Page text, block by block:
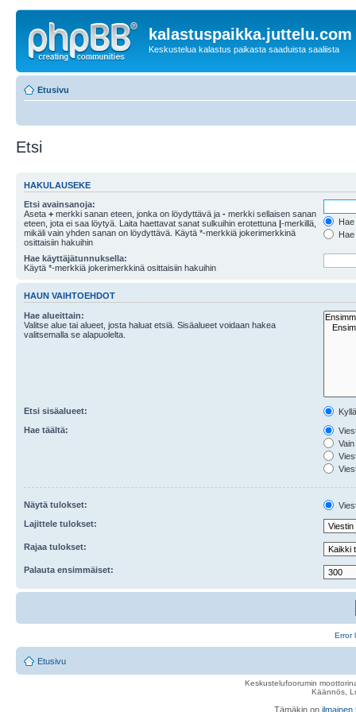
kalastuspaikka.juttelu.com
Keskustelua kalastus paikasta saaduista saaliista
Etusivu
Etsi
HAKULAUSEKE
Etsi avainsanoja:
Aseta + merkki sanan eteen, jonka on löydyttävä ja - merkki sellaisen sanan
eteen, jota ei saa löytyä. Laita haettavat sanat sulkuihin erotettuna |-merkillä,
mikäli vain yhden sanan on löydyttävä. Käytä *-merkkiä jokerimerkkinä
osittaisiin hakuihin
Hae käyttäjätunnuksella:
Käytä *-merkkiä jokerimerkkinä osittaisiin hakuihin
HAUN VAIHTOEHDOT
Hae alueittain:
Valitse alue tai alueet, josta haluat etsiä. Sisäalueet voidaan hakea
valitsemalla se alapuolelta.
Etsi sisäalueet:
Hae täältä:
Näytä tulokset:
Lajittele tulokset:
Rajaa tulokset:
Palauta ensimmäiset:
Error
Etusivu
Keskustelufoorumin
Käännös,
Tämäkin on ilmainen